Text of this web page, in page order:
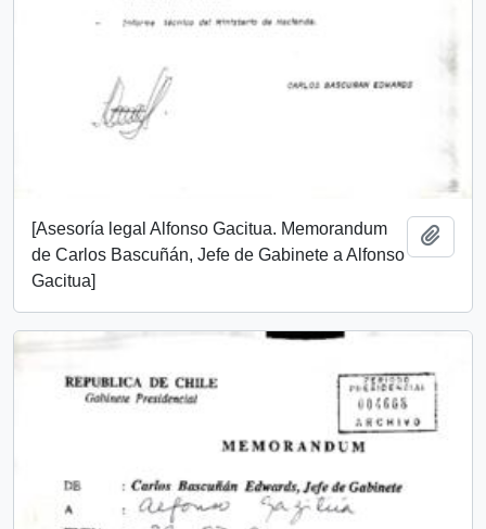
[Asesoría legal Alfonso Gacitua. Memorandum
de Carlos Bascuñán, Jefe de Gabinete a Alfonso
Gacitua]